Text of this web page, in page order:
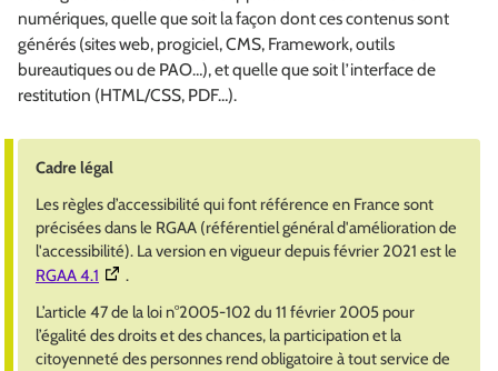
numériques, quelle que soit la façon dont ces contenus sont
générés (sites web, progiciel, CMS, Framework, outils
bureautiques ou de PAO…), et quelle que soit l’interface de
restitution (HTML/CSS, PDF…).
Cadre légal
Les règles d’accessibilité qui font référence en France sont
précisées dans le RGAA (référentiel général d'amélioration de
l'accessibilité). La version en vigueur depuis février 2021 est le
RGAA 4.1 (Ouverture dans une nouvelle fenêtre)
.
L’article 47 de la loi n°2005-102 du 11 février 2005 pour
l’égalité des droits et des chances, la participation et la
citoyenneté des personnes rend obligatoire à tout service de